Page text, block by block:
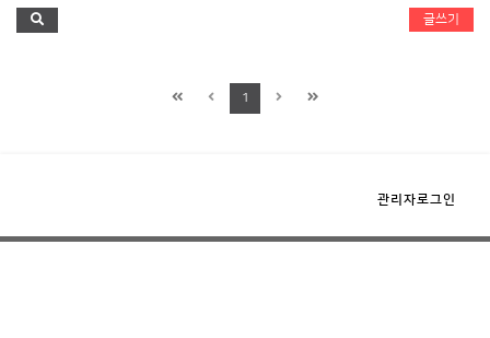
글쓰기
1
관리자로그인